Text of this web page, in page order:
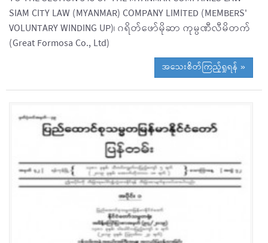
SIAM CITY LAW (MYANMAR) COMPANY LIMITED (MEMBERS'
VOLUNTARY WINDING UP)၊ ဂရိတ်ဖော်မိုဆာ ကုမ္ပဏီလီမိတက်
(Great Formosa Co., Ltd)
အသေးစိတ်ကြည့်ရှုရန် »